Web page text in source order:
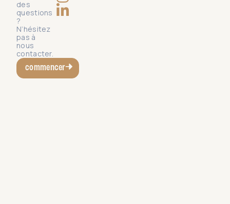
des
questions
?
N’hésitez
pas à
nous
contacter.
commencer